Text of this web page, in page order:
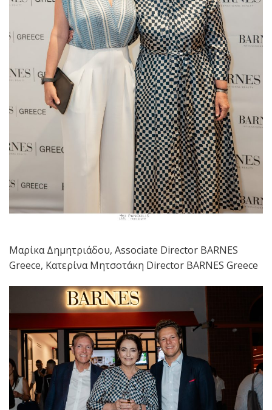
Μαρίκα Δημητριάδου, Associate Director BARNES
Greece, Κατερίνα Μητσοτάκη Director BARNES Greece